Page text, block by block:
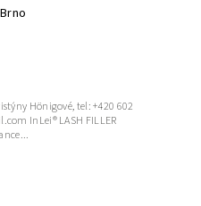
Hönigové, tel: +420 602
InLei® LASH FILLER